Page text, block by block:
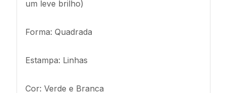
um leve brilho)
Forma: Quadrada
Estampa: Linhas
Cor: Verde e Branca